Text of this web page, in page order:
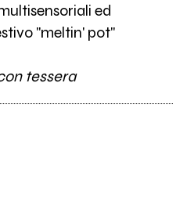
ed
"meltin' pot"
tessera